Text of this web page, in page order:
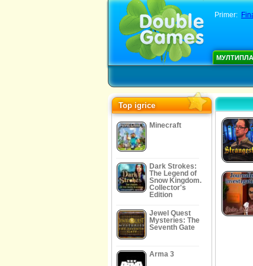
Primer:
Top igrice
Minecraft
Dark Strokes:
The Legend of
Snow Kingdom.
Collector's
Edition
Jewel Quest
Mysteries: The
Seventh Gate
Arma 3